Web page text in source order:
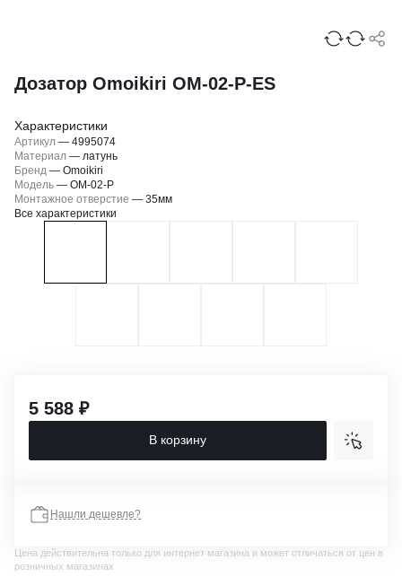
Дозатор Omoikiri OM-02-P-ES
Характеристики
Артикул — 4995074
Материал — латунь
Бренд — Omoikiri
Модель — OM-02-P
Монтажное отверстие — 35мм
Все характеристики
5 588 ₽
В корзину
Нашли дешевле?
Цена действительна только для интернет магазина и может отличаться от цен в
розничных магазинах